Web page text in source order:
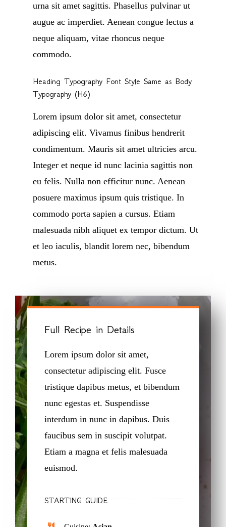
urna sit amet sagittis. Phasellus pulvinar ut
augue ac imperdiet. Aenean congue lectus a
neque aliquam, vitae rhoncus neque
commodo.
Heading Typography Font Style Same as Body
Typography (H6)
Lorem ipsum dolor sit amet, consectetur
adipiscing elit. Vivamus finibus hendrerit
condimentum. Mauris sit amet ultricies arcu.
Integer et neque id nunc lacinia sagittis non
eu felis. Nulla non efficitur nunc. Aenean
posuere maximus ipsum quis tristique. In
commodo porta sapien a cursus. Etiam
malesuada nibh aliquet ex tempor dictum. Ut
et leo iaculis, blandit lorem nec, bibendum
metus.
Full Recipe in Details
Lorem ipsum dolor sit amet,
consectetur adipiscing elit. Fusce
tristique dapibus metus, et bibendum
nunc egestas et. Suspendisse
interdum in nunc in dapibus. Duis
faucibus sem in suscipit volutpat.
Etiam a magna et felis malesuada
euismod.
STARTING GUIDE